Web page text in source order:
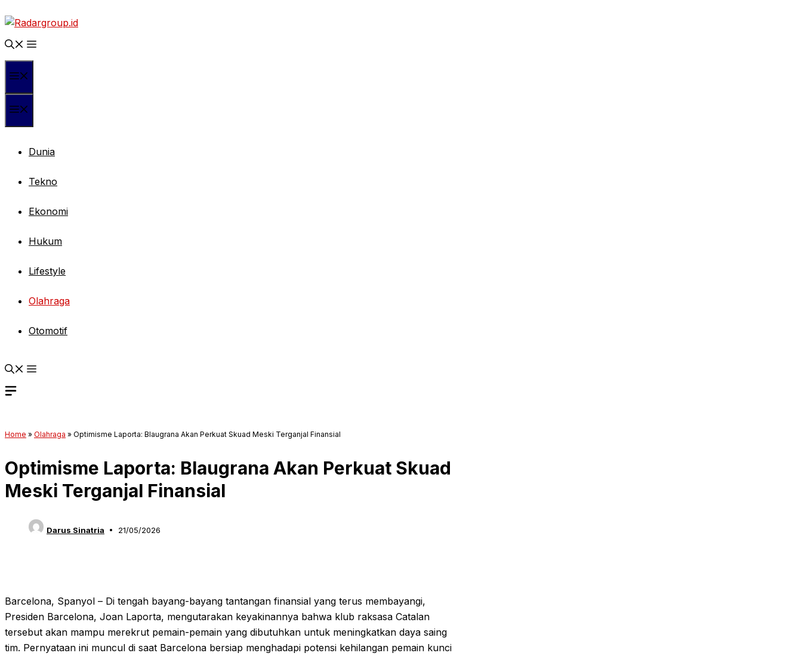
ke
isi
Dunia
Tekno
Ekonomi
Hukum
Lifestyle
Olahraga
Otomotif
Home » Olahraga » Optimisme Laporta: Blaugrana Akan Perkuat Skuad Meski Terganjal Finansial
Optimisme Laporta: Blaugrana Akan Perkuat Skuad
Meski Terganjal Finansial
Darus Sinatria 21/05/2026
Barcelona, Spanyol – Di tengah bayang-bayang tantangan finansial yang terus membayangi,
Presiden Barcelona, Joan Laporta, mengutarakan keyakinannya bahwa klub raksasa Catalan
tersebut akan mampu merekrut pemain-pemain yang dibutuhkan untuk meningkatkan daya saing
tim. Pernyataan ini muncul di saat Barcelona bersiap menghadapi potensi kehilangan pemain kunci